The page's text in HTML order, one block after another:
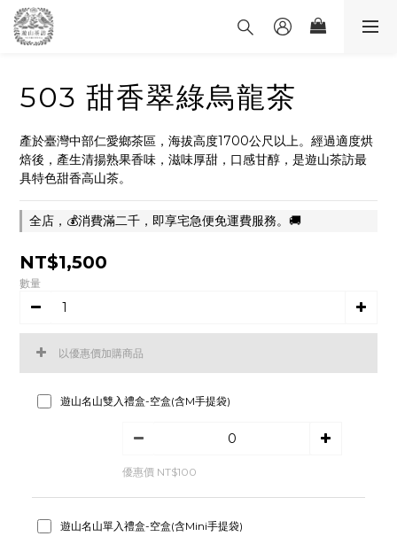
503 甜香翠綠烏龍茶
產於臺灣中部仁愛鄉茶區，海拔高度1700公尺以上。經過適度烘
焙後，產生清揚熟果香味，滋味厚甜，口感甘醇，是遊山茶訪最
具特色甜香高山茶。
全店，💰消費滿二千，即享宅急便免運費服務。🚚
NT$1,500
數量
以優惠價加購商品
遊山名山雙入禮盒-空盒(含M手提袋)
優惠價 NT$100
遊山名山單入禮盒-空盒(含Mini手提袋)